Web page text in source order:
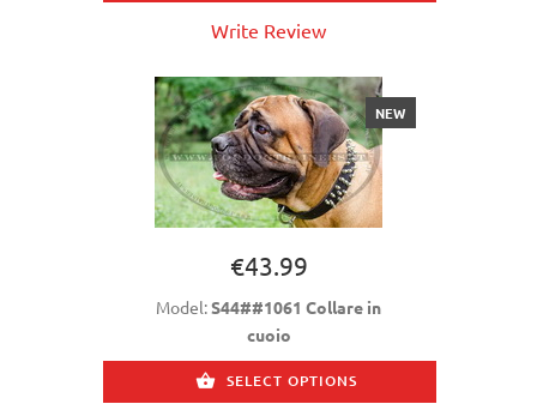
Write Review
NEW
€43.99
Model:S44##1061 Collare in
cuoio
SELECT OPTIONS